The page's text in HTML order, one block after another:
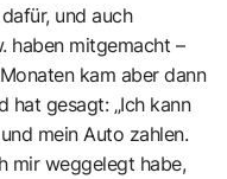
und auch
haben mitgemacht –
kam aber dann
hat gesagt: „Ich kann
mein Auto zahlen.
mir weggelegt habe,